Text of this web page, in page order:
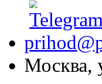
Москва,